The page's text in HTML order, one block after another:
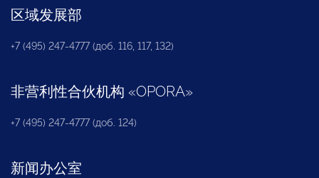
区域发展部
+7 (495) 247-4777 (доб. 116, 117, 132)
非营利性合伙机构 «OPORA»
+7 (495) 247-4777 (доб. 124)
新闻办公室